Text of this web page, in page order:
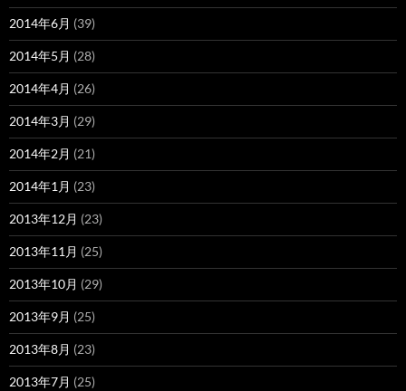
2014年6月 (39)
2014年5月 (28)
2014年4月 (26)
2014年3月 (29)
2014年2月 (21)
2014年1月 (23)
2013年12月 (23)
2013年11月 (25)
2013年10月 (29)
2013年9月 (25)
2013年8月 (23)
2013年7月 (25)